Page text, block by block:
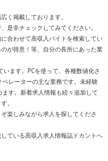
く掲載しております。
是非チェックしてみてください。
合わせて高収入バイトを検索してい
が得意！等、自分の長所にあった業
います。PCを使って、各種数値化さ
レーターの主な業務です。未経験
す。新着求人情報も続々追加して
。
楽しみながら求人を探してくださ
ている高収入求人情報誌ドカントへ